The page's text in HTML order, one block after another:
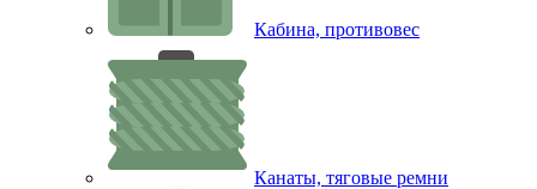
Кабина, противовес
Канаты, тяговые ремни